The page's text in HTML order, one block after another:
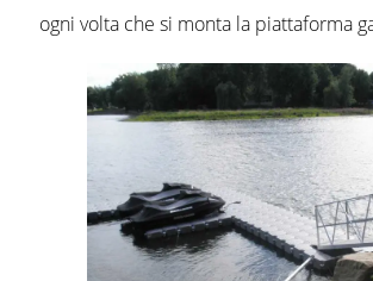
ogni volta che si monta la piattaforma